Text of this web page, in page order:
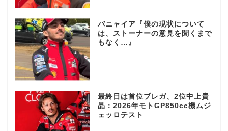
バニャイア『僕の現状について
は、ストーナーの意見を聞くまで
もなく…』
最終日は首位ブレガ、2位中上貴
晶：2026年モトGP850cc機ムジ
ェッロテスト